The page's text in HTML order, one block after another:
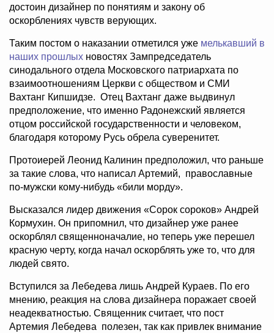
достоин дизайнер по понятиям и закону об
оскорблениях чувств верующих.
Таким постом о наказании отметился уже мелькавший в
наших прошлых новостях Зампредседатель
синодального отдела Московского патриархата по
взаимоотношениям Церкви с обществом и СМИ
Вахтанг Кипшидзе. Отец Вахтанг даже выдвинул
предположение, что именно Радонежский является
отцом российской государственности и человеком,
благодаря которому Русь обрела суверенитет.
Протоиерей Леонид Калинин предположил, что раньше
за такие слова, что написал Артемий, православные
по-мужски кому-нибудь «били морду».
Высказался лидер движения «Сорок сороков» Андрей
Кормухин. Он припомнил, что дизайнер уже ранее
оскорблял священноначалие, но теперь уже перешел
красную черту, когда начал оскорблять уже то, что для
людей свято.
Вступился за Лебедева лишь Андрей Кураев. По его
мнению, реакция на слова дизайнера поражает своей
неадекватностью. Священник считает, что пост
Артемия Лебедева полезен, так как привлек внимание